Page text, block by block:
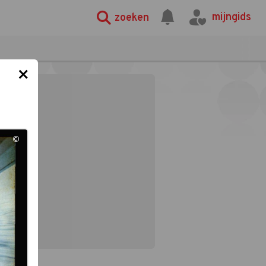
zoeken mijngids
×
©